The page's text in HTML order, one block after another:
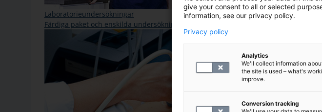
Laboratorieundersökningar
Färdiga paket och enskilda undersökningar
give your consent to all or selected
information, see our privacy policy.
Privacy policy
Analytics
We'll collect information
the site is used – what's
improve.
Conversion tracking